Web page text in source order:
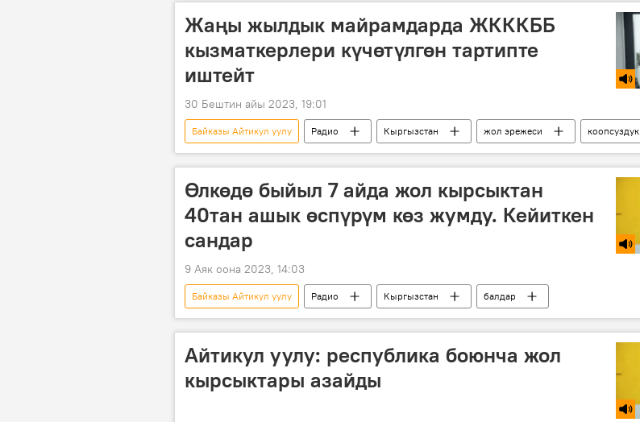
Жаңы жылдык майрамдарда ЖКККББ
кызматкерлери күчөтүлгөн тартипте
иштейт
30 Бештин айы 2023, 19:01
Байказы Айтикул уулу Радио Кыргызстан жол эрежеси
коопсуздук
камсыздоо
Өлкөдө быйыл 7 айда жол кырсыктан
40тан ашык өспүрүм көз жумду. Кейиткен
сандар
9 Аяк оона 2023, 14:03
Байказы Айтикул уулу Радио Кыргызстан
балдар
Депутаттын уулу катышкан Ысык-Көлдөгү жол кырсыгы
коопсуздук
статистика
Айтикул уулу: республика боюнча жол
кырсыктары азайды